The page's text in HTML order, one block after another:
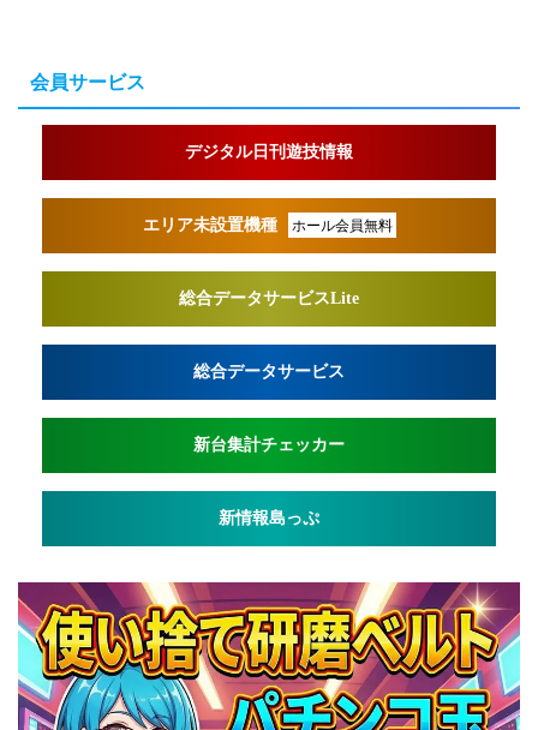
会員サービス
デジタル日刊遊技情報
エリア未設置機種 ホール会員無料
総合データサービスLite
総合データサービス
新台集計チェッカー
新情報島っぷ